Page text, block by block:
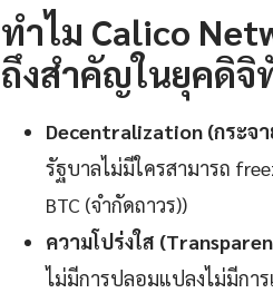
ทำไม Calico
ถึงสำคัญในยุคดิจิ
Decentralization (กระจ
รัฐบาลไม่มีใครสามารถ
BTC (จำกัดถาวร))
ความโปร่งใส
ไม่มีการปลอมแปลงไม่มีกา